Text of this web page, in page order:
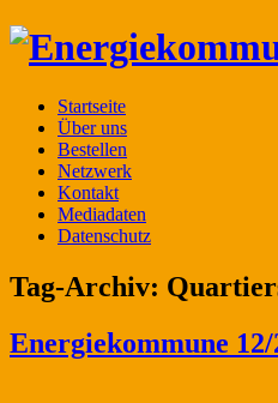
Startseite
Über uns
Bestellen
Netzwerk
Kontakt
Mediadaten
Datenschutz
Tag-Archiv:
Energiekommune 12/